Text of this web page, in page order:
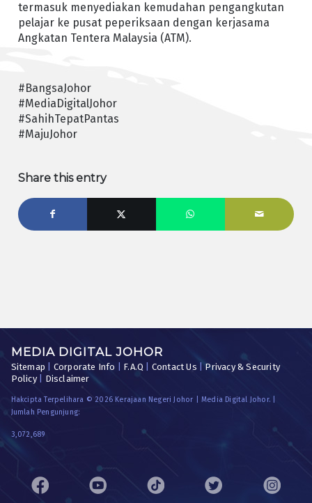
termasuk menyediakan kemudahan pengangkutan
pelajar ke pusat peperiksaan dengan kerjasama
Angkatan Tentera Malaysia (ATM).
#BangsaJohor
#MediaDigitalJohor
#SahihTepatPantas
#MajuJohor
Share this entry
MEDIA DIGITAL JOHOR
Sitemap Corporate Info F.A.Q Contact Us |Privacy & Security
Policy| Disclaimer
Hakcipta Terpelihara © 2026 Kerajaan Negeri Johor | Media Digital Johor. |
Jumlah Pengunjung:
3,072,689